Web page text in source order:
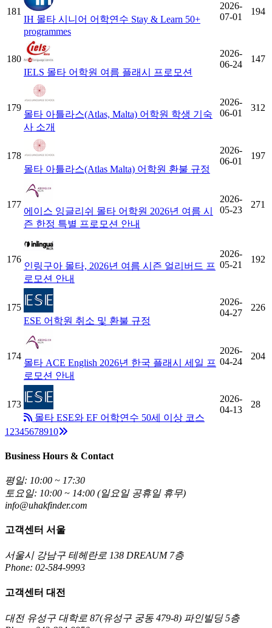
181
IH 몰타 시니어 어학연수 Stay & Learn 50+
programmes
2026-
07-01
194
180
IELS 몰타 어학원 여름 플래시 프로모션
2026-
06-24
147
179
몰타 아틀라스(Atlas, Malta) 어학원 학생 기숙
사 소개
2026-
06-01
312
178
몰타 아틀라스(Atlas Malta) 어학원 환불 규정
2026-
06-01
197
177
에이스 잉글리쉬 몰타 어학원 2026년 여름 시
즌 한정 특별 프로모션 안내
2026-
05-23
271
176
인링구아 몰타, 2026년 여름 시즌 얼리버드 프
로모션 안내
2026-
05-21
192
175
ESE 어학원 취소 및 환불 규정
2026-
04-27
226
174
몰타 ACE English 2026년 한국 플래시 세일 프
로모션 안내
2026-
04-24
204
173
몰타 ESE와 EF 어학연수 50세 이상 코스
2026-
04-13
28
12345678910Next
Business Hours & Contact
평일: 10:00 ~ 17:30
토요일: 10:00 ~ 14:00 (일요일 공휴일 휴무)
info@uhakfinder.com
고객센터 서울
서울시 강남구 테헤란로 138 DREAUM 7층
Phone: 02-584-9993
고객센터 대전
대전 유성구 대학로 87(유성구 궁동 479-8) 파인빌딩 5층